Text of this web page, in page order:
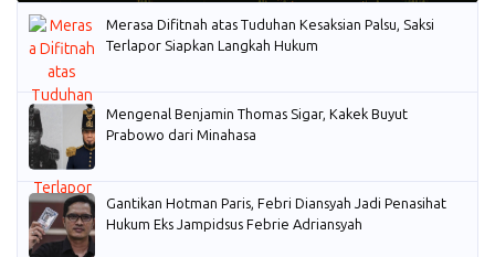
Merasa Difitnah atas Tuduhan Kesaksian Palsu, Saksi
Terlapor Siapkan Langkah Hukum
Mengenal Benjamin Thomas Sigar, Kakek Buyut
Prabowo dari Minahasa
Gantikan Hotman Paris, Febri Diansyah Jadi Penasihat
Hukum Eks Jampidsus Febrie Adriansyah